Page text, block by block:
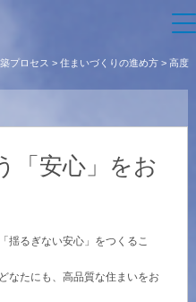
）
プロセス > 住まいづくりの進め方 > 高度
「安心」をお
揺るぎない安心」をつくるこ
なたにも、高品質な住まいをお